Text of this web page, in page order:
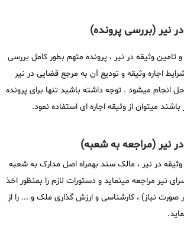
و تامین وثیقه در نیر ، پرونده متهم بطور کامل بررسی
اجاره وثیقه و تودیع آن به مرجع قضایی در نیر
انجام میشود . توجه داشته باشید تنها برای پرونده
باشند میتوان از وثیقه اجاره ای استفاده نمود.
وثیقه در نیر ، مالک سند بهمراه اصل مدارک به شعبه
نیر مراجعه مینماید و دستورات لازم را بمنظور اخذ
صورت نیاز) ، کارشناسی و ارزش گذاری ملک و ... را از